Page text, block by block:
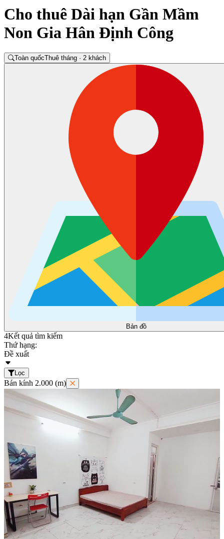
Cho thuê Dài hạn Gần Mầm
Non Gia Hân Định Công
Toàn quốcThuê tháng · 2 khách
Bản đồ
4Kết quả tìm kiếm
Thứ hạng:
Đề xuất
Lọc
Bán kính 2.000 (m)